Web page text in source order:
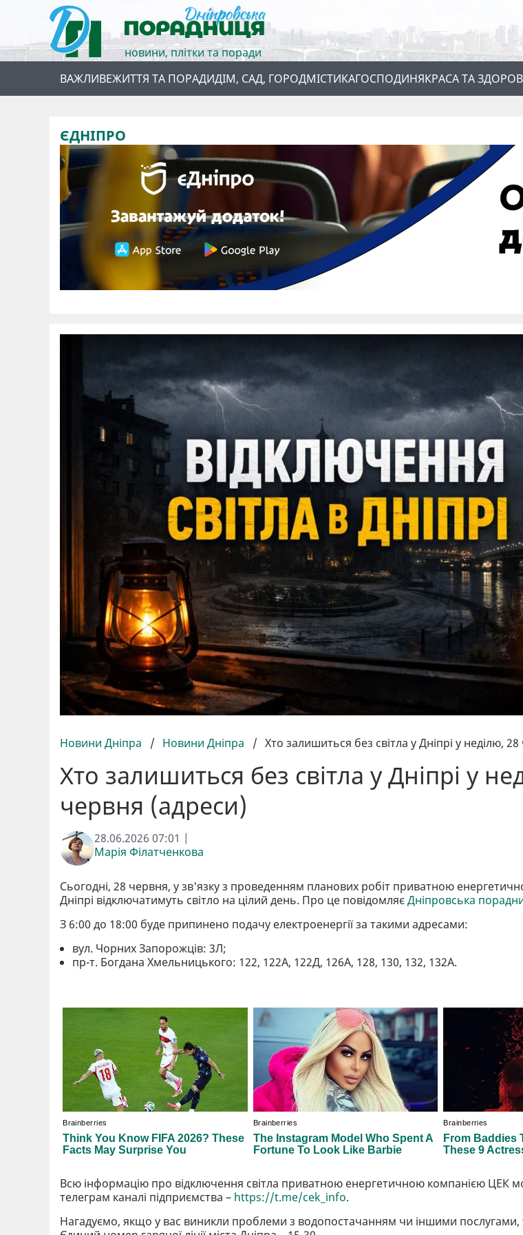
новини, плітки та поради
ВАЖЛИВЕЖИТТЯ ТА ПОРАДИДІМ, САД, ГОРОДМІСТИКАГОСПОДИНЯКРАСА ТА
ЄДНІПРО
Новини Дніпра / Новини Дніпра / Хто залишиться без світла у Дніпрі у неділю,
Хто залишиться без світла у Дніпрі у
червня (адреси)
28.06.2026 07:01 |
Марія Філатченкова
Сьогодні, 28 червня, у зв'язку з проведенням планових робіт приватною
Дніпрі відключатимуть світло на цілий день. Про це повідомляєДніпровська
З 6:00 до 18:00 буде припинено подачу електроенергії за такими адресами:
вул. Чорних Запорожців: 3Л;
пр-т. Богдана Хмельницького: 122, 122А, 122Д, 126А, 128, 130, 132, 132А.
Всю інформацію про відключення світла приватною енергетичною компанією ЦЕК
телеграм каналі підприємства – https://t.me/cek_info.
Нагадуємо, якщо у вас виникли проблеми з водопостачанням чи іншими послугами,